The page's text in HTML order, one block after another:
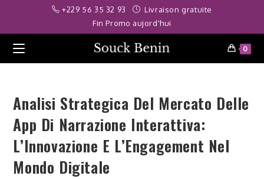
jojobetMeritkingdeneme bonusugrandpashabet
content
+229 56 35 32 93
Livraison gratuite
Fin Promo aujord'hui
0
Analisi Strategica Del Mercato Delle
App Di Narrazione Interattiva:
L’Innovazione E L’Engagement Nel
Mondo Digitale